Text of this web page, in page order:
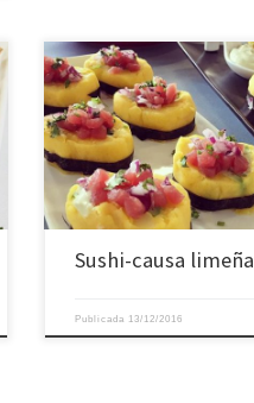
Sushi-causa limeña
Publicada 13/12/2016